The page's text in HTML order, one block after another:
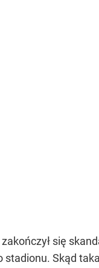
zakończył się
Skąd